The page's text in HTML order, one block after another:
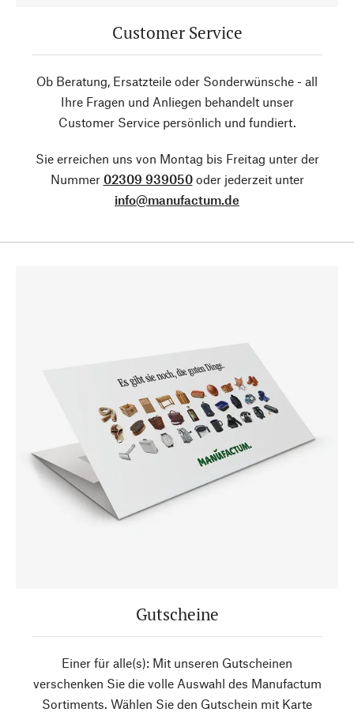
Customer Service
Ob Beratung, Ersatzteile oder Sonderwünsche - all
Ihre Fragen und Anliegen behandelt unser
Customer Service persönlich und fundiert.
Sie erreichen uns von Montag bis Freitag unter der
Nummer 02309 939050oder jederzeit unter
info@manufactum.de
Gutscheine
Einer für alle(s): Mit unseren Gutscheinen
verschenken Sie die volle Auswahl des Manufactum
Sortiments. Wählen Sie den Gutschein mit Karte